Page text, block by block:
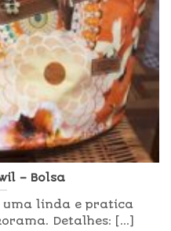
– Bolsa
uma linda e pratica
Detalhes: [...]